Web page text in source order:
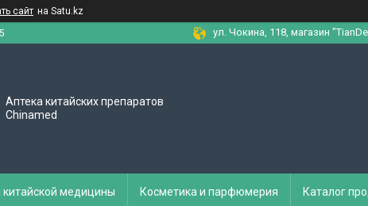
сайт на Satu.kz
ул. Чокина, 118, магазин
Аптека китайских препаратов
Chinamed
медицины Косметика и парфюмерия Каталог